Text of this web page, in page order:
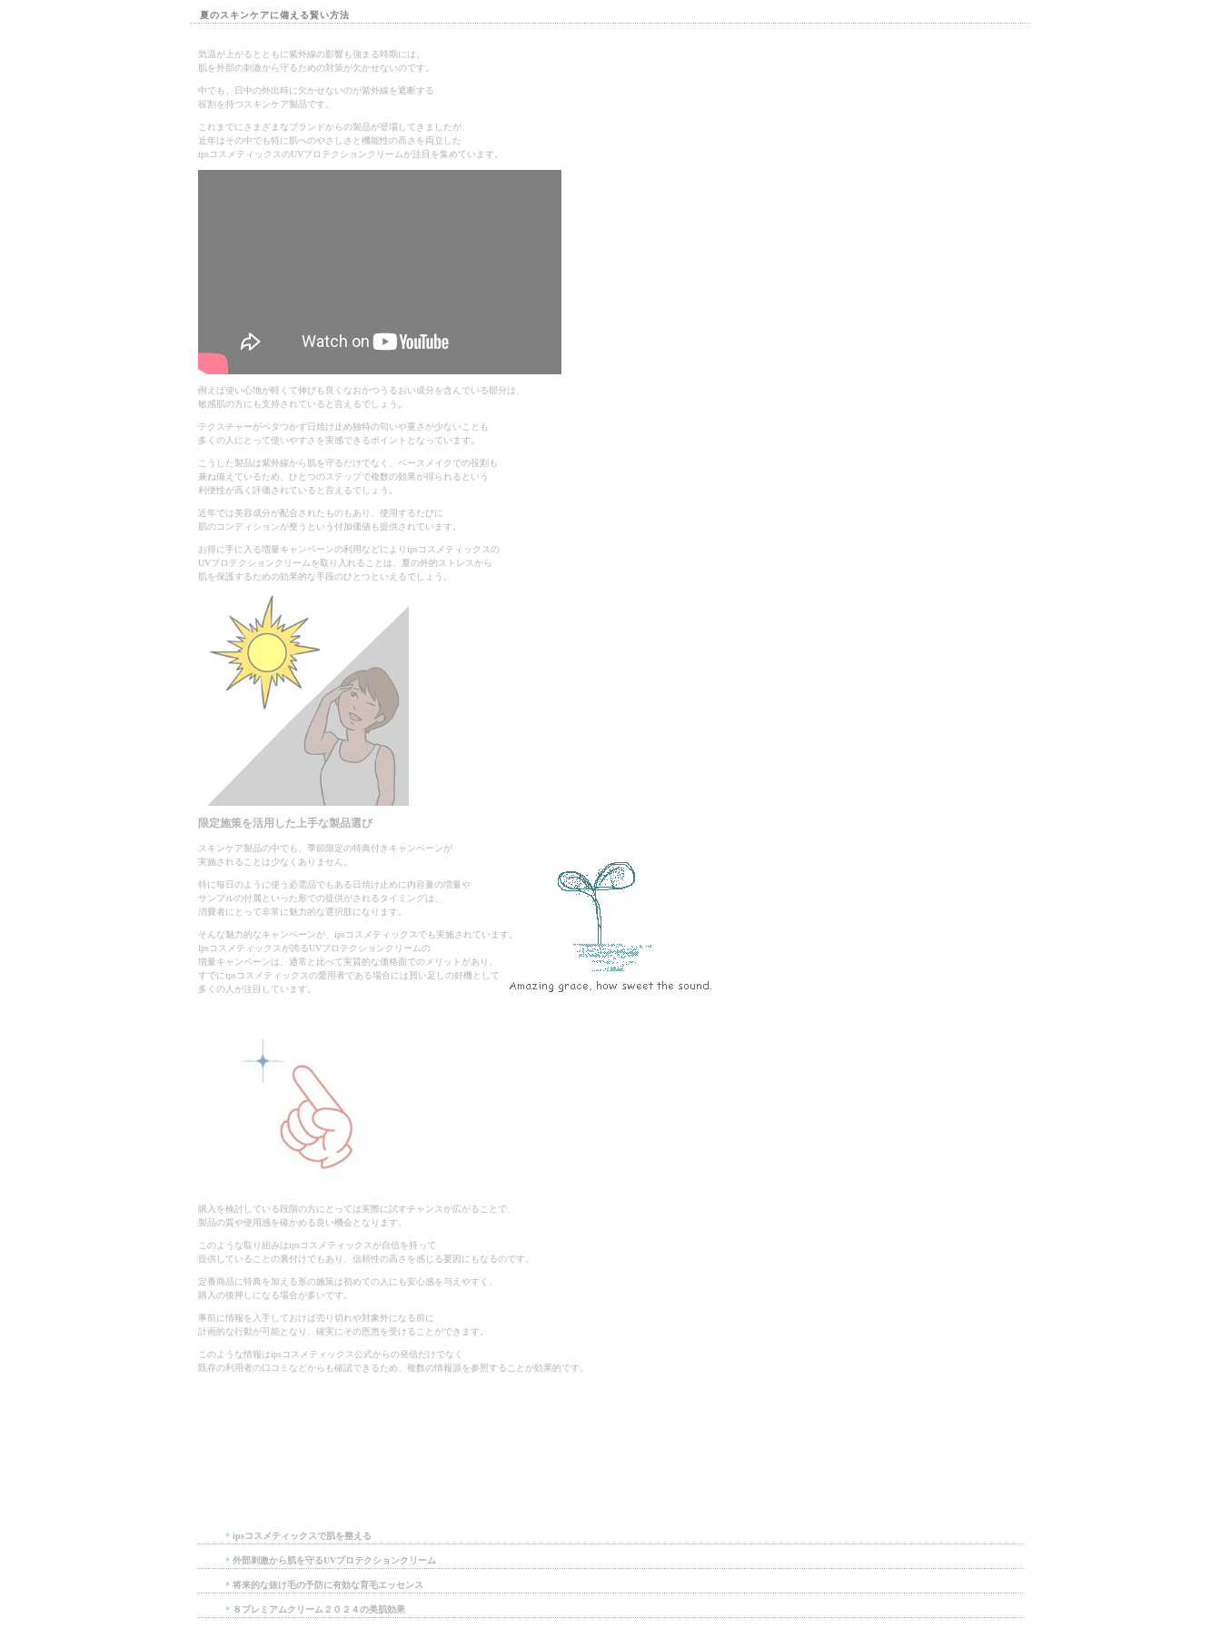
夏のスキンケアに備える賢い方法
気温が上がるとともに紫外線の影響も強まる時期には、
肌を外部の刺激から守るための対策が欠かせないのです。
中でも、日中の外出時に欠かせないのが紫外線を遮断する
役割を持つスキンケア製品です。
これまでにさまざまなブランドからの製品が登場してきましたが、
近年はその中でも特に肌へのやさしさと機能性の高さを両立した
ipsコスメティックスのUVプロテクションクリームが注目を集めています。
例えば使い心地が軽くて伸びも良くなおかつうるおい成分を含んでいる部分は、
敏感肌の方にも支持されていると言えるでしょう。
テクスチャーがベタつかず日焼け止め独特の匂いや重さが少ないことも
多くの人にとって使いやすさを実感できるポイントとなっています。
こうした製品は紫外線から肌を守るだけでなく、ベースメイクでの役割も
兼ね備えているため、ひとつのステップで複数の効果が得られるという
利便性が高く評価されていると言えるでしょう。
近年では美容成分が配合されたものもあり、使用するたびに
肌のコンディションが整うという付加価値も提供されています。
お得に手に入る増量キャンペーンの利用などによりipsコスメティックスの
UVプロテクションクリームを取り入れることは、夏の外的ストレスから
肌を保護するための効果的な手段のひとつといえるでしょう。
限定施策を活用した上手な製品選び
スキンケア製品の中でも、季節限定の特典付きキャンペーンが
実施されることは少なくありません。
特に毎日のように使う必需品でもある日焼け止めに内容量の増量や
サンプルの付属といった形での提供がされるタイミングは、
消費者にとって非常に魅力的な選択肢になります。
そんな魅力的なキャンペーンが、ipsコスメティックスでも実施されています。
Ipsコスメティックスが誇るUVプロテクションクリームの
増量キャンペーンは、通常と比べて実質的な価格面でのメリットがあり、
すでにipsコスメティックスの愛用者である場合には買い足しの好機として
多くの人が注目しています。
購入を検討している段階の方にとっては実際に試すチャンスが広がることで、
製品の質や使用感を確かめる良い機会となります。
このような取り組みはipsコスメティックスが自信を持って
提供していることの裏付けでもあり、信頼性の高さを感じる要因にもなるのです。
定番商品に特典を加える形の施策は初めての人にも安心感を与えやすく、
購入の後押しになる場合が多いです。
事前に情報を入手しておけば売り切れや対象外になる前に
計画的な行動が可能となり、確実にその恩恵を受けることができます。
このような情報はipsコスメティックス公式からの発信だけでなく
既存の利用者の口コミなどからも確認できるため、複数の情報源を参照することが効果的です。
* ipsコスメティックスで肌を整える
* 外部刺激から肌を守るUVプロテクションクリーム
* 将来的な抜け毛の予防に有効な育毛エッセンス
* ８プレミアムクリーム２０２４の美肌効果